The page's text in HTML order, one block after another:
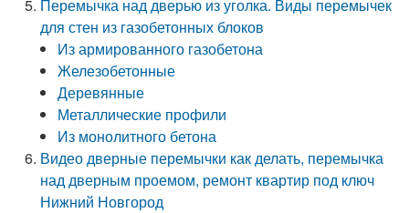
Перемычка над дверью из уголка. Виды перемычек
для стен из газобетонных блоков
Из армированного газобетона
Железобетонные
Деревянные
Металлические профили
Из монолитного бетона
Видео дверные перемычки как делать, перемычка
над дверным проемом, ремонт квартир под ключ
Нижний Новгород